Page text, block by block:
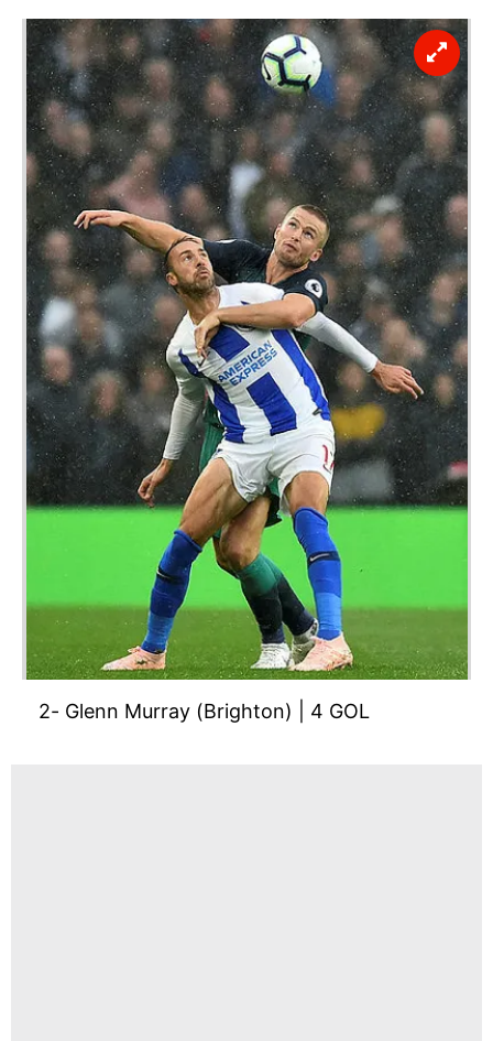
2- Glenn Murray (Brighton) | 4 GOL